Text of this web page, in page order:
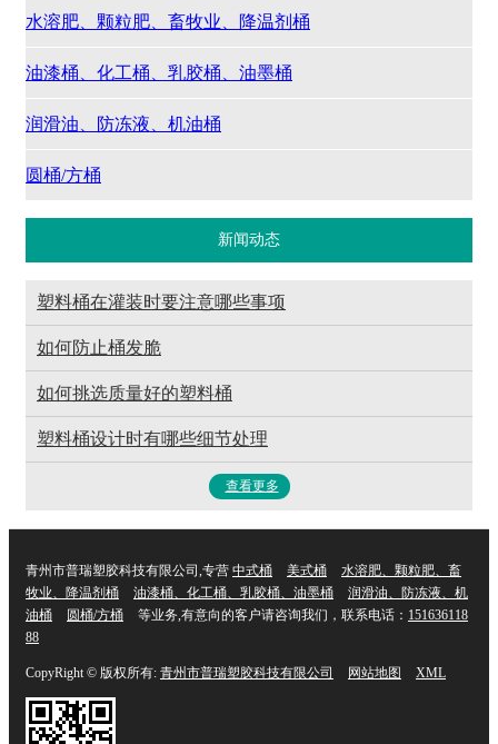
水溶肥、颗粒肥、畜牧业、降温剂桶
油漆桶、化工桶、乳胶桶、油墨桶
润滑油、防冻液、机油桶
圆桶/方桶
新闻动态
塑料桶在灌装时要注意哪些事项
如何防止桶发脆
如何挑选质量好的塑料桶
塑料桶设计时有哪些细节处理
查看更多
青州市普瑞塑胶科技有限公司,专营 中式桶 美式桶
水溶肥、颗粒肥、畜
牧业、降温剂桶
油漆桶、化工桶、乳胶桶、油墨桶
润滑油、防冻液、机
油桶
圆桶/方桶 等业务,有意向的客户请咨询我们，联系电话： 151636118
88
CopyRight © 版权所有: 青州市普瑞塑胶科技有限公司 网站地图 XML